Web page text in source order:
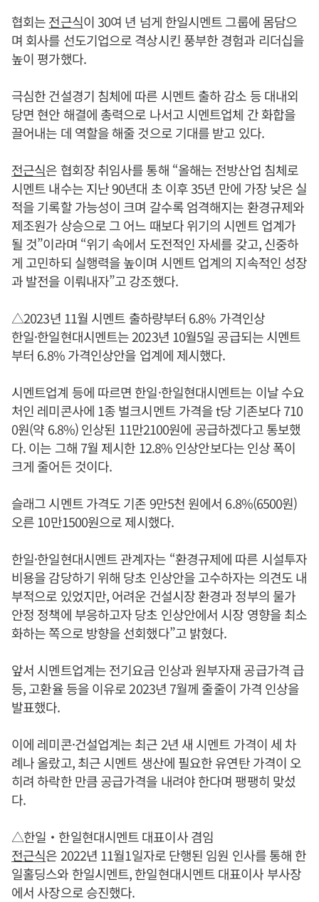
협회는전근식이 30여 년 넘게 한일시멘트 그룹에 몸담으
며 회사를 선도기업으로 격상시킨 풍부한 경험과 리더십을
높이 평가했다.
극심한 건설경기 침체에 따른 시멘트 출하 감소 등 대내외
당면 현안 해결에 총력으로 나서고 시멘트업체 간 화합을
끌어내는 데 역할을 해줄 것으로 기대를 받고 있다.
전근식은 협회장 취임사를 통해 “올해는 전방산업 침체로
시멘트 내수는 지난 90년대 초 이후 35년 만에 가장 낮은 실
적을 기록할 가능성이 크며 갈수록 엄격해지는 환경규제와
제조원가 상승으로 그 어느 때보다 위기의 시멘트 업계가
될 것”이라며 “위기 속에서 도전적인 자세를 갖고, 신중하
게 고민하되 실행력을 높이며 시멘트 업계의 지속적인 성장
과 발전을 이뤄내자”고 강조했다.
△2023년 11월 시멘트 출하량부터 6.8% 가격인상
한일·한일현대시멘트는 2023년 10월5일 공급되는 시멘트
부터 6.8% 가격인상안을 업계에 제시했다.
시멘트업계 등에 따르면 한일·한일현대시멘트는 이날 수요
처인 레미콘사에 1종 벌크시멘트 가격을 t당 기존보다 710
0원(약 6.8%) 인상된 11만2100원에 공급하겠다고 통보했
다. 이는 그해 7월 제시한 12.8% 인상안보다는 인상 폭이
크게 줄어든 것이다.
슬래그 시멘트 가격도 기존 9만5천 원에서 6.8%(6500원)
오른 10만1500원으로 제시했다.
한일·한일현대시멘트 관계자는 “환경규제에 따른 시설투자
비용을 감당하기 위해 당초 인상안을 고수하자는 의견도 내
부적으로 있었지만, 어려운 건설시장 환경과 정부의 물가
안정 정책에 부응하고자 당초 인상안에서 시장 영향을 최소
화하는 쪽으로 방향을 선회했다”고 밝혔다.
앞서 시멘트업계는 전기요금 인상과 원부자재 공급가격 급
등, 고환율 등을 이유로 2023년 7월께 줄줄이 가격 인상을
발표했다.
이에 레미콘·건설업계는 최근 2년 새 시멘트 가격이 세 차
례나 올랐고, 최근 시멘트 생산에 필요한 유연탄 가격이 오
히려 하락한 만큼 공급가격을 내려야 한다며 팽팽히 맞섰
다.
△한일‧한일현대시멘트 대표이사 겸임
전근식은 2022년 11월1일자로 단행된 임원 인사를 통해 한
일홀딩스와 한일시멘트, 한일현대시멘트 대표이사 부사장
에서 사장으로 승진했다.